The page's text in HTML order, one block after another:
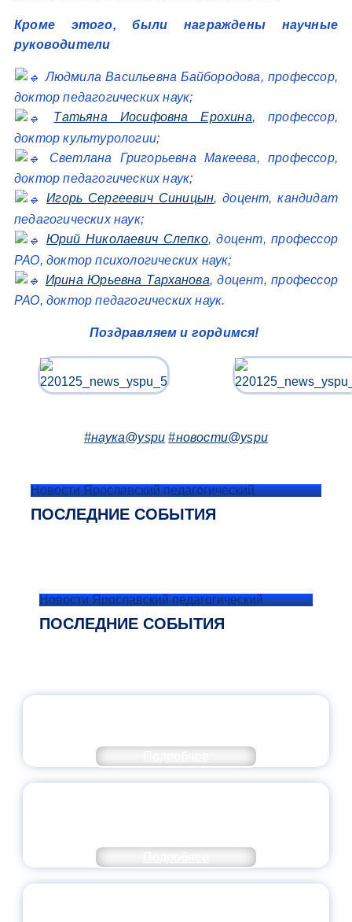
Кроме этого, были награждены научные
руководители
Людмила Васильевна Байбородова, профессор,
доктор педагогических наук;
Татьяна Иосифовна Ерохина, профессор,
доктор культурологии;
Светлана Григорьевна Макеева, профессор,
доктор педагогических наук;
Игорь Сергеевич Синицын, доцент, кандидат
педагогических наук;
Юрий Николаевич Слепко, доцент, профессор
РАО, доктор психологических наук;
Ирина Юрьевна Тарханова, доцент, профессор
РАО, доктор педагогических наук.
Поздравляем и гордимся!
#наука@yspu #новости@yspu
Новости Ярославский педагогический
ПОСЛЕДНИЕ СОБЫТИЯ
Новости Ярославский педагогический
ПОСЛЕДНИЕ СОБЫТИЯ